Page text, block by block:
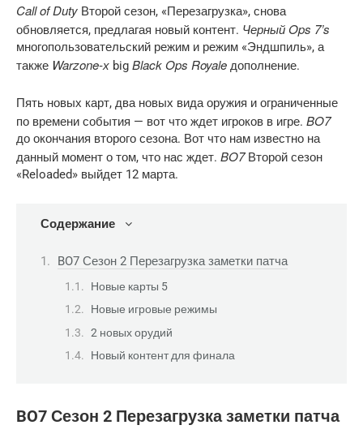
Call of Duty Второй сезон, «Перезагрузка», снова
обновляется, предлагая новый контент. Черный Ops 7’s
многопользовательский режим и режим «Эндшпиль», а
также Warzone-х big Black Ops Royale дополнение.
Пять новых карт, два новых вида оружия и ограниченные
по времени события — вот что ждет игроков в игре. BO7
до окончания второго сезона. Вот что нам известно на
данный момент о том, что нас ждет. BO7Второй сезон
«Reloaded» выйдет 12 марта.
Содержание
BO7 Сезон 2 Перезагрузка заметки патча
Новые карты 5
Новые игровые режимы
2 новых орудий
Новый контент для финала
BO7 Сезон 2 Перезагрузка заметки патча